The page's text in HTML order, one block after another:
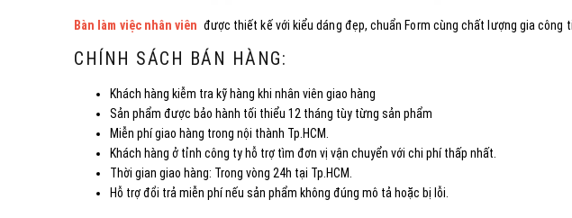
Bàn làm việc nhân viên được thiết kế với kiểu dáng đẹp, chuẩn Form cùng chất lượng gia
CHÍNH SÁCH BÁN HÀNG:
Khách hàng kiễm tra kỹ hàng khi nhân viên giao hàng
Sản phẩm được bảo hành tối thiểu 12 tháng tùy từng sản phẩm
Miễn phí giao hàng trong nội thành Tp.HCM.
Khách hàng ở tỉnh công ty hỗ trợ tìm đơn vị vận chuyển với chi phí thấp nhất.
Thời gian giao hàng: Trong vòng 24h tại Tp.HCM.
Hỗ trợ đổi trả miễn phí nếu sản phẩm không đúng mô tả hoặc bị lỗi.